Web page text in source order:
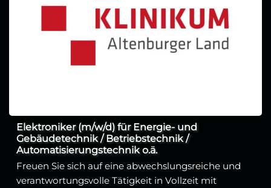
Elektroniker (m/w/d) für Energie- und
Gebäudetechnik / Betriebstechnik /
Automatisierungstechnik o.ä.
Freuen Sie sich auf eine abwechslungsreiche und
verantwortungsvolle Tätigkeit in Vollzeit mit